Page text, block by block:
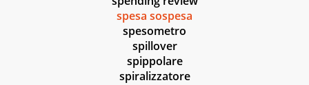
spesa sospesa
spesometro
spillover
spippolare
spiralizzatore